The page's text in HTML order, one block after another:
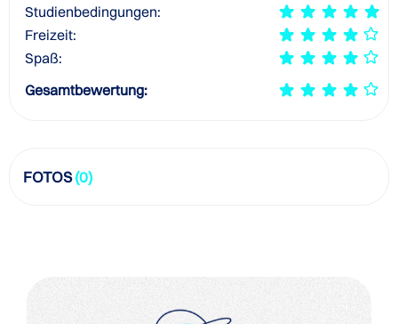
Studienbedingungen:
Freizeit:
Spaß:
Gesamtbewertung:
FOTOS(0)